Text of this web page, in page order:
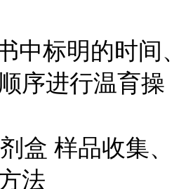
中标明的时间、
序进行温育操
盒 样品收集、
法